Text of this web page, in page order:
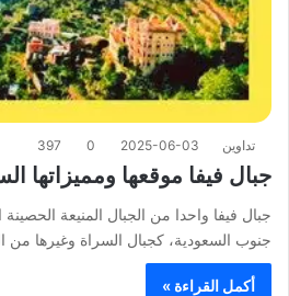
تداوين 2025-06-03
0
397
جبال فيفا موقعها ومميزاتها
جبال فيفا واحدا من الجبال المنيعة
جنوب السعودية، كجبال السراة وغيرها من
أكمل القراءة »